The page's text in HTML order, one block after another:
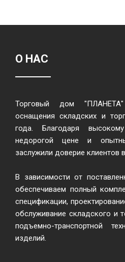
О НАС
Торговый дом
оснащения складских и
года. Благодаря
недорогой цене и
заслужили доверие клиентов
В зависимости от
обеспечиваем полный
спецификации,
обслуживание складского и
подъемно-транспортной
изделий.